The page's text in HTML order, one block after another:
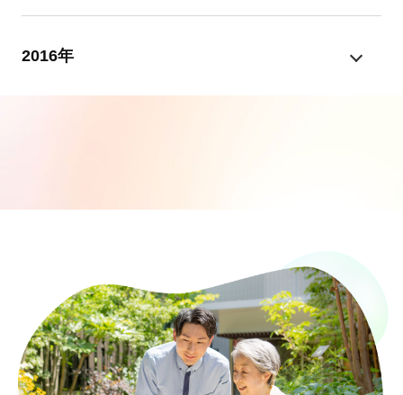
2016年